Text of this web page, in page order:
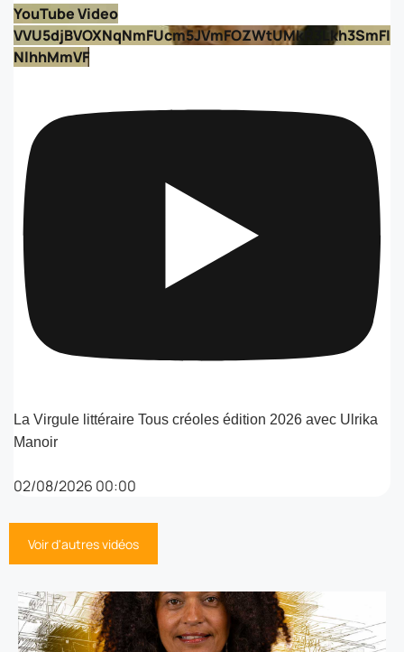
YouTube Video
VVU5djBVOXNqNmFUcm5JVmFOZWtUMkR3Lkh3SmFI
NlhhMmVF
La Virgule littéraire Tous créoles édition 2026 avec Ulrika
Manoir
02/08/2026 00:00
Voir d'autres vidéos